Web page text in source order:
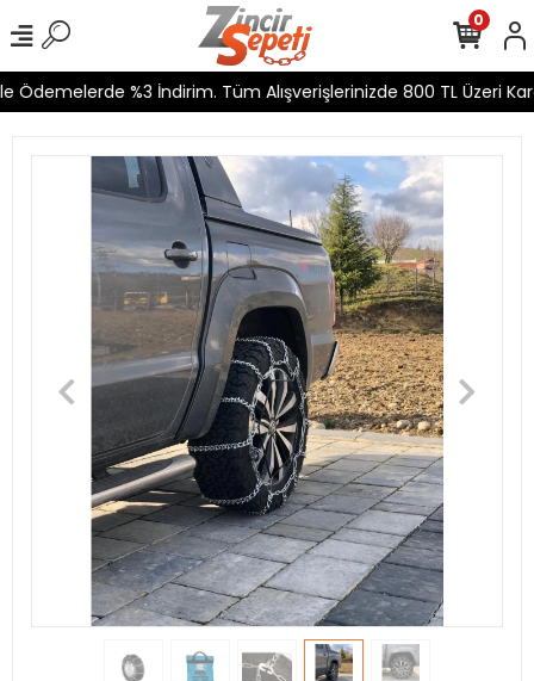
Ödemelerde %3 İndirim. Tüm Alışverişlerinizde 800 TL Üzeri
0